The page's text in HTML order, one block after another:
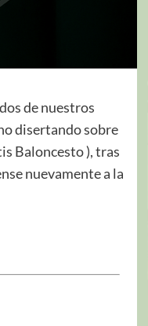
de nuestros
disertando sobre
Baloncesto ), tras
nuevamente a la